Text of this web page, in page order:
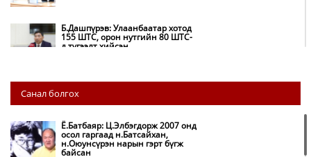
Б.Дашпүрэв: Улаанбаатар хотод
155 ШТС, орон нутгийн 80 ШТС-
д түгээлт хийсэн
НИТХ: Багануур ХК-ийг түшиглэн
нүүрс-пиролизийн үйлдвэр
байгуулж, ирэх оноос хагас кокс
Амаргүй цаг үеийг ирэх
Санал болгох
Ё.Батбаяр: Ц.Элбэгдорж 2007 онд
осол гаргаад н.Батсайхан,
н.Оюунсүрэн нарын гэрт бүгж
байсан